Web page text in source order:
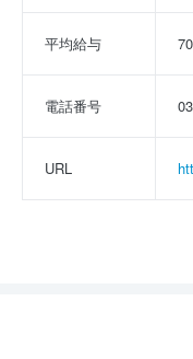
平均給与
電話番号
URL